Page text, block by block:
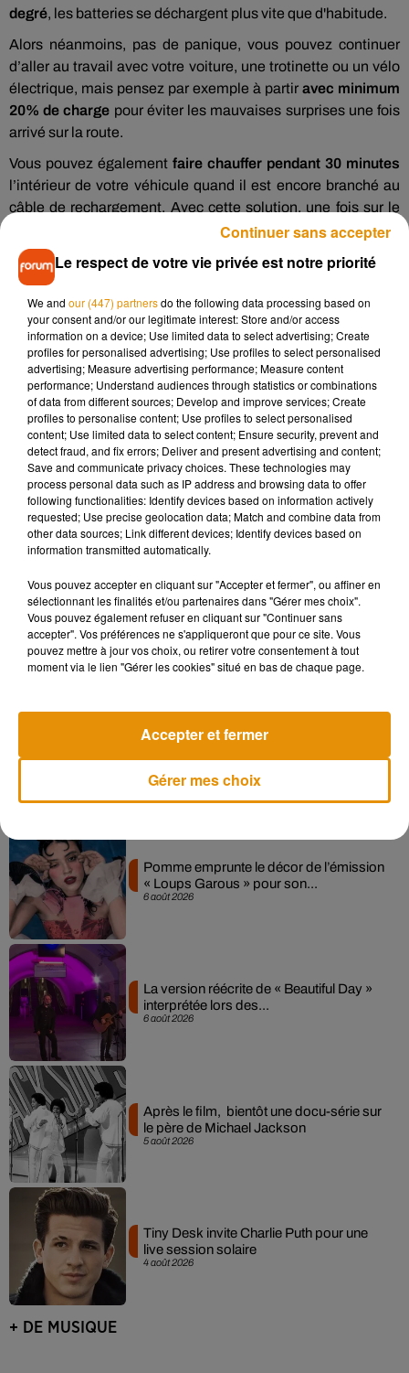
degré, les batteries se déchargent plus vite que d'habitude.
Alors néanmoins, pas de panique, vous pouvez continuer
d’aller au travail avec votre voiture, une trotinette ou un vélo
électrique, mais pensez par exemple à partir avec minimum
20% de charge pour éviter les mauvaises surprises une fois
arrivé sur la route.
Vous pouvez également faire chauffer pendant 30 minutes
l’intérieur de votre véhicule quand il est encore branché au
câble de rechargement. Avec cette solution, une fois sur le
trajet, vous aurez moins besoin de chauffer l'engin.
Troisième et dernière astuce :
simplement.
Enfin, pour les amateurs de bicyclette, vous pouvez opter
pour une housse de protection. Cela permettra à la batterie
de votre appareil de prendre moins froid, et donc, d’avoir une
autonomie suffisante. On n’hésite pas enfin, si c’est possible
évidemment,à enlever la batterie de notre véloet à
l’emmener avec nous, que cela soit au travail ou à la maison,
histoire qu’elle ne prenne pas froid.
Musique
7 août 2026
Madonna sort enfin le remix de « Love
Sensation » avec Kylie Minogue
7 août 2026
Angèle et Amélie Lens dévoilent leur
collaboration tant attendue
6 août 2026
Pomme emprunte le décor de l’émission
« Loups Garous » pour son...
6 août 2026
La version réécrite de « Beautiful Day »
interprétée lors des...
5 août 2026
Après le film, bientôt une docu-série sur
le père de Michael Jackson
4 août 2026
Tiny Desk invite Charlie Puth pour une
live session solaire
+ DE MUSIQUE
Le respect de votre vie privée est notre priorité
We and our (447) partnersdo the following data processing based on
your consent and/or our legitimate interest: Store and/or access
information on a device; Use limited data to select advertising; Create
profiles for personalised advertising; Use profiles to select personalised
advertising; Measure advertising performance; Measure content
performance; Understand audiences through statistics or combinations
of data from different sources; Develop and improve services; Create
profiles to personalise content; Use profiles to select personalised
content; Use limited data to select content; Ensure security, prevent and
detect fraud, and fix errors; Deliver and present advertising and content;
Save and communicate privacy choices. These technologies may
process personal data such as IP address and browsing data to offer
following functionalities: Identify devices based on information actively
requested; Use precise geolocation data; Match and combine data from
other data sources; Link different devices; Identify devices based on
information transmitted automatically.
Vous pouvez accepter en cliquant sur "Accepter et fermer", ou affiner en
sélectionnant les finalités et/ou partenaires dans "Gérer mes choix".
Vous pouvez également refuser en cliquant sur "Continuer sans
accepter". Vos préférences ne s'appliqueront que pour ce site. Vous
pouvez mettre à jour vos choix, ou retirer votre consentement à tout
moment via le lien "Gérer les cookies" situé en bas de chaque page.
Gérer mes choix
Accepter et fermer
Continuer sans accepter